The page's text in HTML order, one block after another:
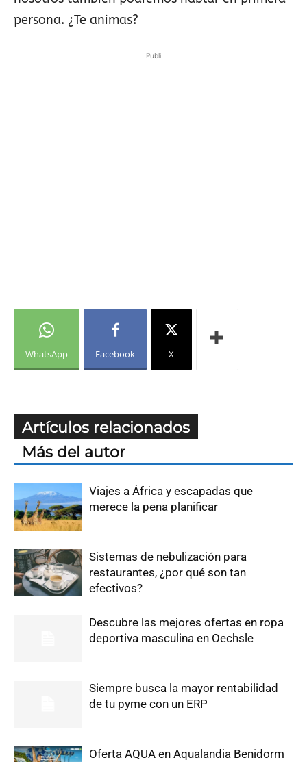
persona. ¿Te animas?
Publi
WhatsApp Facebook X
Artículos relacionados
Más del autor
Viajes a África y escapadas que
merece la pena planificar
Sistemas de nebulización para
restaurantes, ¿por qué son tan
efectivos?
Descubre las mejores ofertas en ropa
deportiva masculina en Oechsle
Siempre busca la mayor rentabilidad
de tu pyme con un ERP
Oferta AQUA en Aqualandia Benidorm